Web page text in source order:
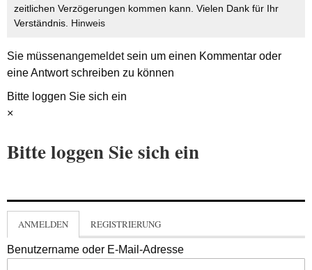
zeitlichen Verzögerungen kommen kann. Vielen Dank für Ihr
Verständnis. Hinweis
Sie müssenangemeldetsein um einen Kommentar oder
eine Antwort schreiben zu können
Bitte loggen Sie sich ein
×
Bitte loggen Sie sich ein
ANMELDEN REGISTRIERUNG
Benutzername oder E-Mail-Adresse